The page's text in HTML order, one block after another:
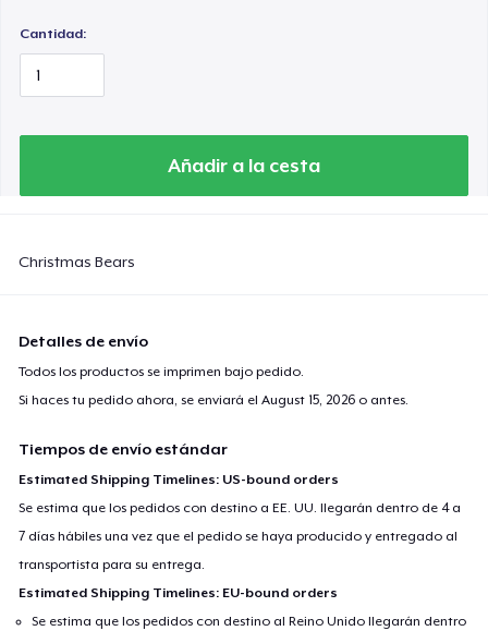
Cantidad:
Añadir a la cesta
Christmas Bears
Detalles de envío
Todos los productos se imprimen bajo pedido.
Si haces tu pedido ahora, se enviará elAugust 15, 2026 o antes.
Tiempos de envío estándar
Estimated Shipping Timelines: US-bound orders
Se estima que los pedidos con destino a EE. UU. llegarán dentro de 4 a
7 días hábiles una vez que el pedido se haya producido y entregado al
transportista para su entrega.
Estimated Shipping Timelines: EU-bound orders
Se estima que los pedidos con destino al Reino Unido llegarán dentro